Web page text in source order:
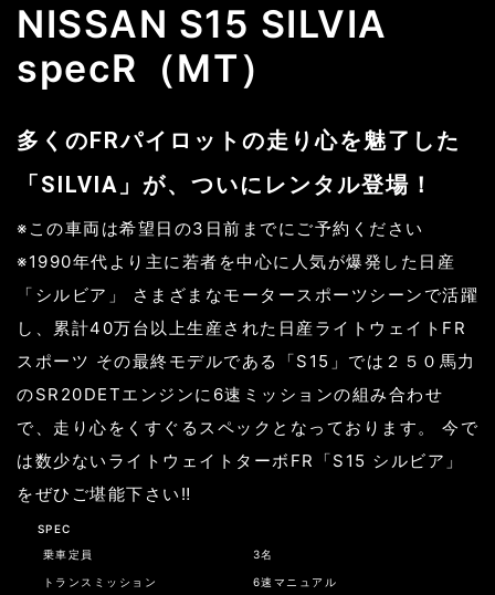
NISSAN S15 SILVIA
specR（MT）
多くのFRパイロットの走り心を魅了した
「SILVIA」が、ついにレンタル登場！
※この車両は希望日の3日前までにご予約ください
※1990年代より主に若者を中心に人気が爆発した日産
「シルビア」 さまざまなモータースポーツシーンで活躍
し、累計40万台以上生産された日産ライトウェイトFR
スポーツ その最終モデルである「S15」では２５０馬力
のSR20DETエンジンに6速ミッションの組み合わせ
で、走り心をくすぐるスペックとなっております。 今で
は数少ないライトウェイトターボFR「S15 シルビア」
をぜひご堪能下さい‼︎
SPEC
乗車定員
3名
トランスミッション 6速マニュアル